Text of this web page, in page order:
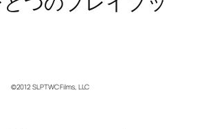
©2012 SLPTWC Films, LLC